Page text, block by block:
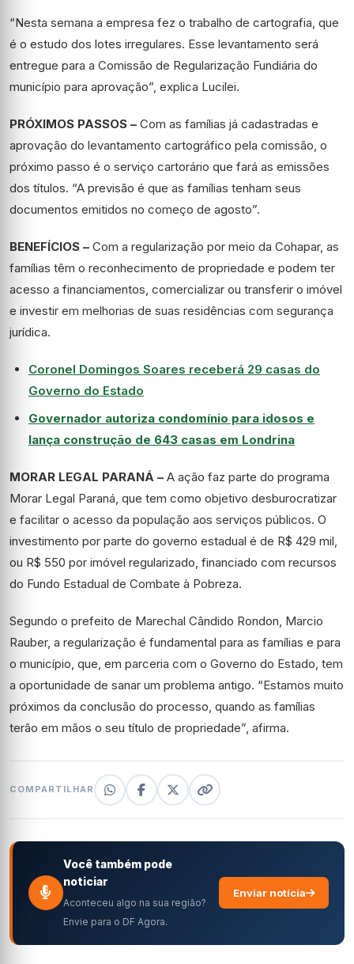
“Nesta semana a empresa fez o trabalho de cartografia, que
é o estudo dos lotes irregulares. Esse levantamento será
entregue para a Comissão de Regularização Fundiária do
município para aprovação”, explica Lucilei.
PRÓXIMOS PASSOS – Com as famílias já cadastradas e
aprovação do levantamento cartográfico pela comissão, o
próximo passo é o serviço cartorário que fará as emissões
dos títulos. “A previsão é que as famílias tenham seus
documentos emitidos no começo de agosto”.
BENEFÍCIOS – Com a regularização por meio da Cohapar, as
famílias têm o reconhecimento de propriedade e podem ter
acesso a financiamentos, comercializar ou transferir o imóvel
e investir em melhorias de suas residências com segurança
jurídica.
Coronel Domingos Soares receberá 29 casas do
Governo do Estado
Governador autoriza condomínio para idosos e
lança construção de 643 casas em Londrina
MORAR LEGAL PARANÁ – A ação faz parte do programa
Morar Legal Paraná, que tem como objetivo desburocratizar
e facilitar o acesso da população aos serviços públicos. O
investimento por parte do governo estadual é de R$ 429 mil,
ou R$ 550 por imóvel regularizado, financiado com recursos
do Fundo Estadual de Combate à Pobreza.
Segundo o prefeito de Marechal Cândido Rondon, Marcio
Rauber, a regularização é fundamental para as famílias e para
o município, que, em parceria com o Governo do Estado, tem
a oportunidade de sanar um problema antigo. “Estamos muito
próximos da conclusão do processo, quando as famílias
terão em mãos o seu título de propriedade”, afirma.
COMPARTILHAR
Você também pode
noticiar
Aconteceu algo na sua região?
Envie para o DF Agora.
Enviar notícia